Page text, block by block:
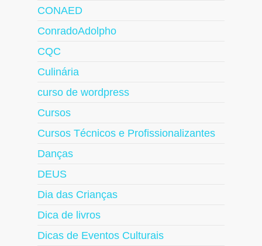
CONAED
ConradoAdolpho
CQC
Culinária
curso de wordpress
Cursos
Cursos Técnicos e Profissionalizantes
Danças
DEUS
Dia das Crianças
Dica de livros
Dicas de Eventos Culturais